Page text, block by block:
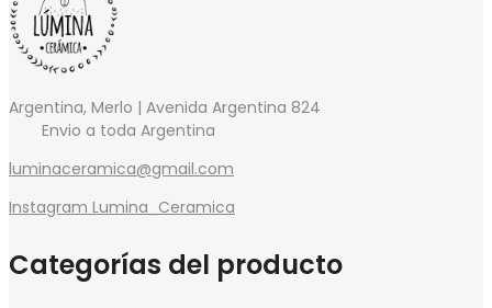
Argentina, Merlo | Avenida Argentina 824
Envio a toda Argentina
luminaceramica@gmail.com
Instagram Lumina_Ceramica
Categorías del producto